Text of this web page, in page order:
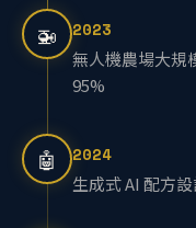
🚁
2023
無人機農場大規
95%
🤖
2024
生成式 AI 配方